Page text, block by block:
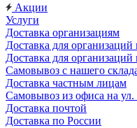
Акции
Услуги
Доставка организациям
Доставка для организаций
Доставка для
Самовывоз с нашего
Доставка частным лицам
Самовывоз из офиса на ул.
Доставка почтой
Доставка по России